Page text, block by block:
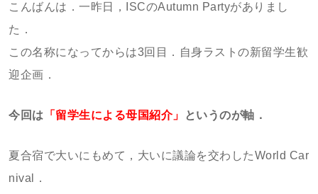
こんばんは．一昨日，ISCのAutumn Partyがありまし
た．
この名称になってからは3回目．自身ラストの新留学生歓
迎企画．
今回は 「留学生による母国紹介」 というのが軸．
夏合宿で大いにもめて，大いに議論を交わしたWorld Car
nival．